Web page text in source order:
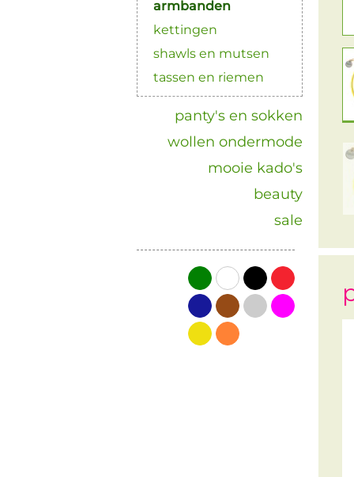
armbanden
kettingen
shawls en mutsen
tassen en riemen
panty's en sokken
wollen ondermode
mooie kado's
beauty
sale
groenwit zwartrood
blauwbruingrijsroze
geeloranje